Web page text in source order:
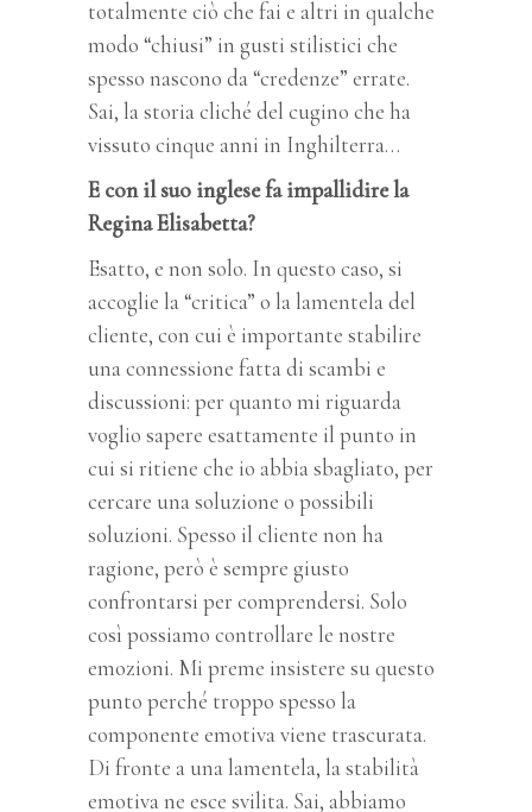
totalmente ciò che fai e altri in qualche
modo “chiusi” in gusti stilistici che
spesso nascono da “credenze” errate.
Sai, la storia cliché del cugino che ha
vissuto cinque anni in Inghilterra…
E con il suo inglese fa impallidire la
Regina Elisabetta?
Esatto, e non solo. In questo caso, si
accoglie la “critica” o la lamentela del
cliente, con cui è importante stabilire
una connessione fatta di scambi e
discussioni: per quanto mi riguarda
voglio sapere esattamente il punto in
cui si ritiene che io abbia sbagliato, per
cercare una soluzione o possibili
soluzioni. Spesso il cliente non ha
ragione, però è sempre giusto
confrontarsi per comprendersi. Solo
così possiamo controllare le nostre
emozioni. Mi preme insistere su questo
punto perché troppo spesso la
componente emotiva viene trascurata.
Di fronte a una lamentela, la stabilità
emotiva ne esce svilita. Sai, abbiamo